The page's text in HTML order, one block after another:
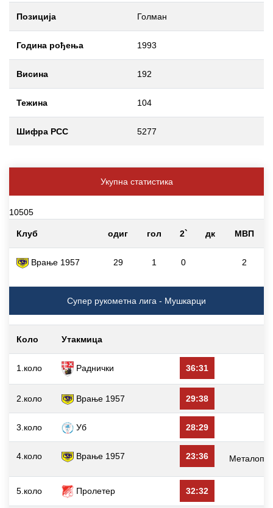
Позиција Голман
Година рођења 1993
Висина 192
Тежина 104
Шифра РСС 5277
Укупна статистика
10505
Клуб одиг гол 2` дк МВП
Врање 1957 29 1 0 2
Супер рукометна лига - Мушкарци
Коло Утакмица
1.коло Раднички 36:31
2.коло Врање 1957 29:38
3.коло Уб 28:29
4.коло Врање 1957 23:36
5.коло Пролетер 32:32